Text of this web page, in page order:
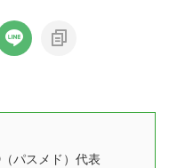
パスメド）代表